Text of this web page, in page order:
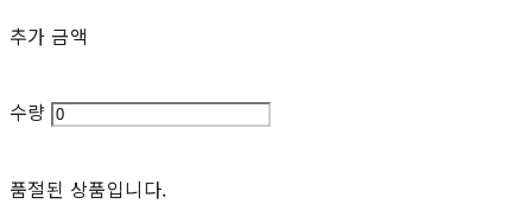
추가 금액
수량
품절된 상품입니다.